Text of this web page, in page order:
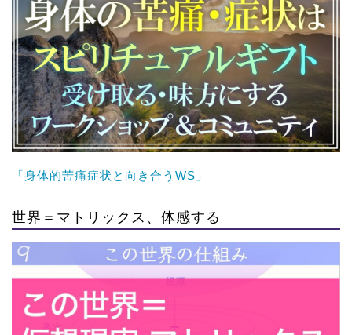
「身体的苦痛症状と向き合うWS」
世界＝マトリックス、体感する